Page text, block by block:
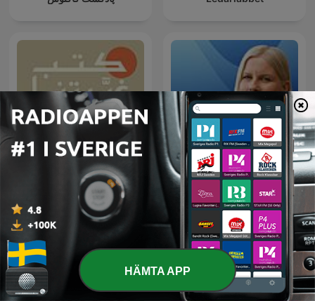
كتب غيّرتنا Reuters Econ World
HÄMTA APP